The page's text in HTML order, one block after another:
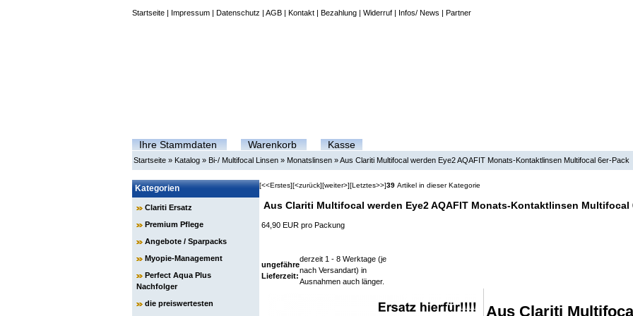
Startseite | Impressum | Datenschutz | AGB | Kontakt | Bezahlung | Widerruf | Infos/ News | Partner
Ihre Stammdaten Warenkorb Kasse
Startseite » Katalog » Bi-/ Multifocal Linsen » Monatslinsen »Aus Clariti Multifocal werden Eye2 AQAFIT Monats-Kontaktlinsen Multifocal 6er-Pack
Kategorien
Clariti Ersatz
Premium Pflege
Angebote / Sparpacks
Myopie-Management
Perfect Aqua Plus
Nachfolger
die preiswertesten
[<<Erstes][<zurück][weiter>][Letztes>>]39 Artikel in dieser Kategorie
Aus Clariti Multifocal werden Eye2 AQAFIT Monats-Kontaktlinsen Multifocal
64,90 EUR pro Packung
ungefähre
Lieferzeit:
derzeit 1 - 8 Werktage (je
nach Versandart) in
Ausnahmen auch länger.
Aus Clariti